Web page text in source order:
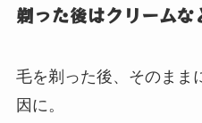
剃った後はクリーム
毛を剃った後、そのまま
因に。